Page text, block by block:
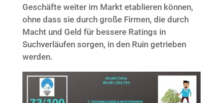
Geschäfte weiter im Markt etablieren können,
ohne dass sie durch große Firmen, die durch
Macht und Geld für bessere Ratings in
Suchverläufen sorgen, in den Ruin getrieben
werden.